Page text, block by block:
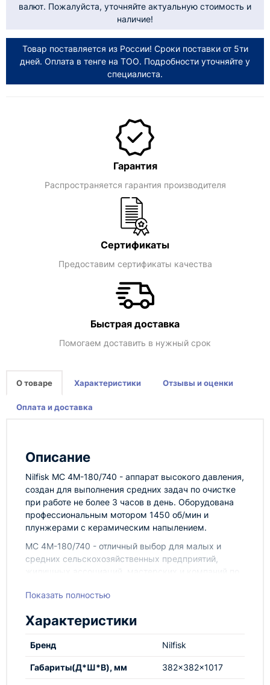
валют. Пожалуйста, уточняйте актуальную стоимость и
наличие!
Товар поставляется из России! Сроки поставки от 5ти
дней. Оплата в тенге на ТОО. Подробности уточняйте у
специалиста.
Гарантия
Распространяется гарантия производителя
Сертификаты
Предоставим сертификаты качества
Быстрая доставка
Помогаем доставить в нужный срок
О товаре Характеристики Отзывы и оценки
Оплата и доставка
Описание
Nilfisk MC 4M-180/740 - аппарат высокого давления,
создан для выполнения средних задач по очистке
при работе не более 3 часов в день. Оборудована
профессиональным мотором 1450 об/мин и
плунжерами с керамическим напылением.
MC 4M-180/740 - отличный выбор для малых и
средних сельскохозяйственных предприятий,
жилищных ассоциаций, мастерских и компаний по
пистолета и поворотный крюк для шнура питания -
Данная линейка моек снижает общую стоимость
владения оборудования. Эффективность очистки
увеличена на 15% благодаря выносному
пеногенератору, реальному повышению давлению
Показать полностью
Характеристики
Бренд Nilfisk
Габариты(Д*Ш*В), мм 382x382x1017